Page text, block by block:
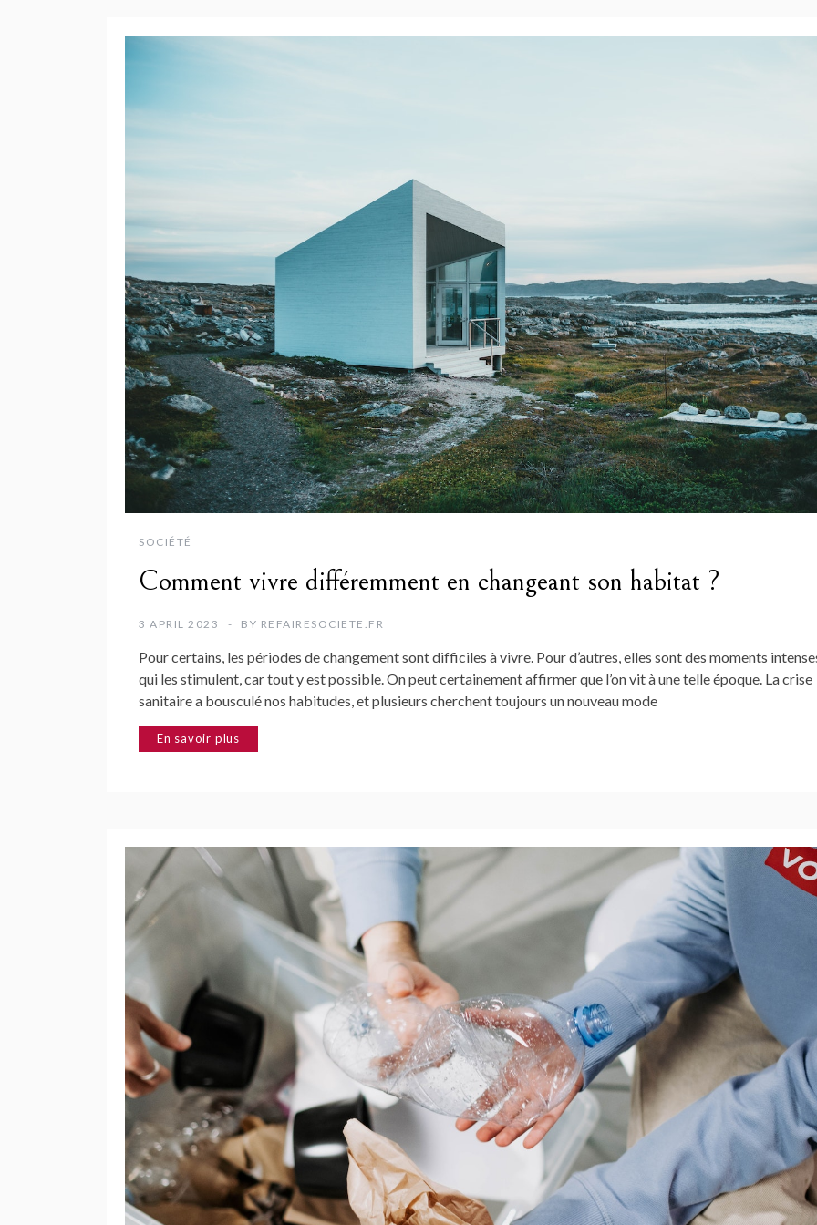
SOCIÉTÉ
Comment vivre différemment en changeant son habitat ?
3 APRIL 2023 BY REFAIRESOCIETE.FR
Pour certains, les périodes de changement sont difficiles à vivre. Pour d’autres, elles sont des moments
qui les stimulent, car tout y est possible. On peut certainement affirmer que l’on vit à une telle époque. La crise
sanitaire a bousculé nos habitudes, et plusieurs cherchent toujours un nouveau mode
En savoir plus